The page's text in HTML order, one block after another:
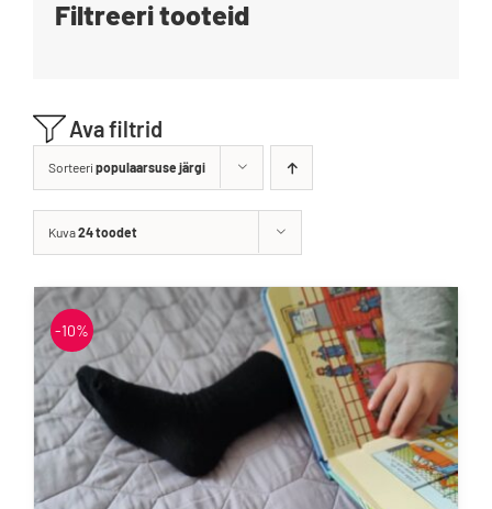
BrändidAva filtrid
Sorteeri populaarsuse järgi
Kuva24 toodet
-10%
Filtreeri tooteid